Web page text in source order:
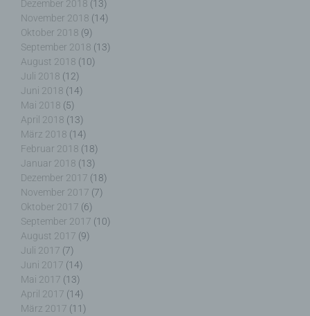
Dezember 2018 (13)
November 2018 (14)
Oktober 2018 (9)
September 2018 (13)
August 2018 (10)
Juli 2018 (12)
Juni 2018 (14)
Mai 2018 (5)
April 2018 (13)
März 2018 (14)
Februar 2018 (18)
Januar 2018 (13)
Dezember 2017 (18)
November 2017 (7)
Oktober 2017 (6)
September 2017 (10)
August 2017 (9)
Juli 2017 (7)
Juni 2017 (14)
Mai 2017 (13)
April 2017 (14)
März 2017 (11)
g) Verantwortlicher oder für die Verarbeitung
Verantwortlicher
Verantwortlicher oder für die Verarbeitung
Verantwortlicher ist die natürliche oder juristische
Person, Behörde, Einrichtung oder andere Stelle,
die allein oder gemeinsam mit anderen über die
Zwecke und Mittel der Verarbeitung von
personenbezogenen Daten entscheidet. Sind die
Zwecke und Mittel dieser Verarbeitung durch das
Unionsrecht oder das Recht der Mitgliedstaaten
vorgegeben, so kann der Verantwortliche
beziehungsweise können die bestimmten Kriterien
seiner Benennung nach dem Unionsrecht oder
dem Recht der Mitgliedstaaten vorgesehen
werden.